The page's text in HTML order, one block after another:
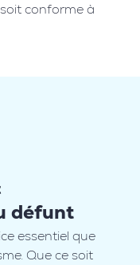
conforme à
défunt
essentiel que
Que ce soit